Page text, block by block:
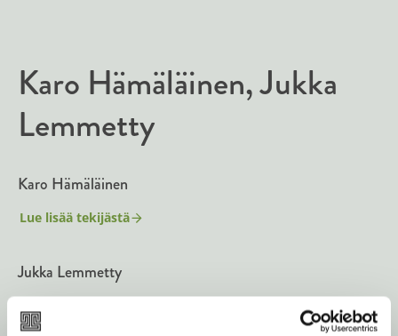
Karo Hämäläinen Jukka
Lemmetty
Karo Hämäläinen
Lue lisää tekijästä
K
o
ä
m
ä
Jukka Lemmetty
J
u